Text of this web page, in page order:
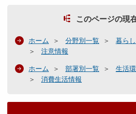
このページの現
ホーム 分野別一覧 暮ら
注意情報
ホーム 部署別一覧 生活
消費生活情報